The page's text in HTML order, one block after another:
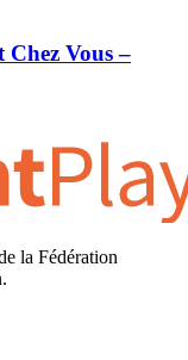
Chez Vous –
la Fédération